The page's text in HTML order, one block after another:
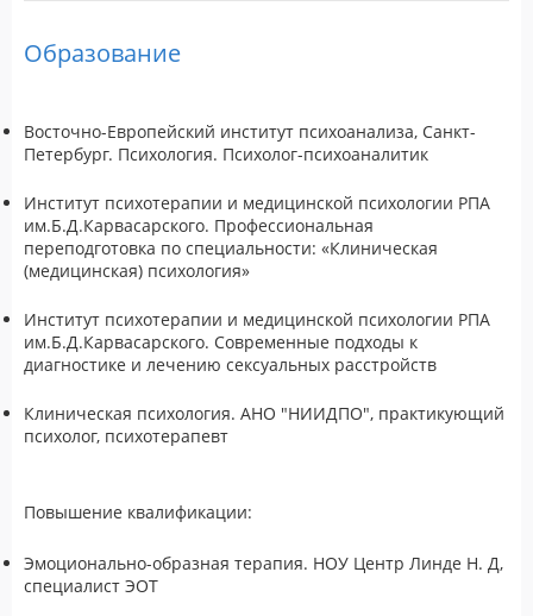
Образование
Восточно-Европейский институт психоанализа, Санкт-
Петербург. Психология. Психолог-психоаналитик
Институт психотерапии и медицинской психологии РПА
им.Б.Д.Карвасарского. Профессиональная
переподготовка по специальности: «Клиническая
(медицинская) психология»
Институт психотерапии и медицинской психологии РПА
им.Б.Д.Карвасарского. Современные подходы к
диагностике и лечению сексуальных расстройств
Клиническая психология. АНО "НИИДПО", практикующий
психолог, психотерапевт
Повышение квалификации:
Эмоционально-образная терапия. НОУ Центр Линде Н. Д,
специалист ЭОТ